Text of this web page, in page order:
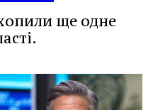
ще одне